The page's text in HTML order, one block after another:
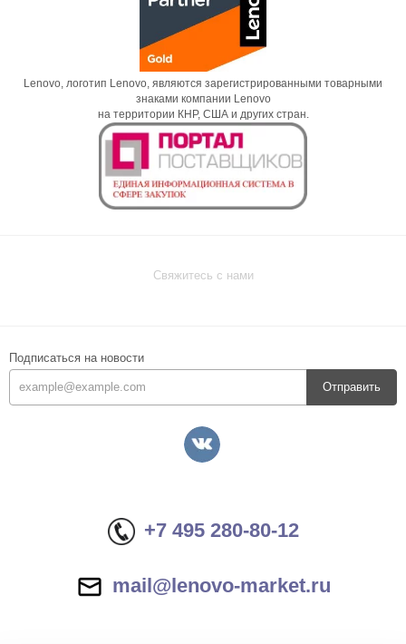
Lenovo, логотип Lenovo, являются зарегистрированными товарными
знаками компании Lenovo
на территории КНР, США и других стран.
Свяжитесь с нами
Подписаться на новости
Отправить
+7 495 280-80-12
mail@lenovo-market.ru